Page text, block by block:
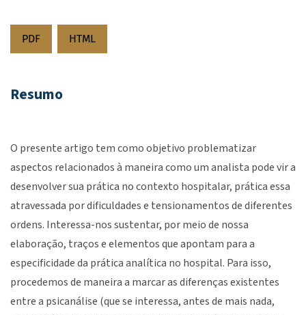
PDF HTML
Resumo
O presente artigo tem como objetivo problematizar
aspectos relacionados à maneira como um analista pode vir a
desenvolver sua prática no contexto hospitalar, prática essa
atravessada por dificuldades e tensionamentos de diferentes
ordens. Interessa-nos sustentar, por meio de nossa
elaboração, traços e elementos que apontam para a
especificidade da prática analítica no hospital. Para isso,
procedemos de maneira a marcar as diferenças existentes
entre a psicanálise (que se interessa, antes de mais nada,